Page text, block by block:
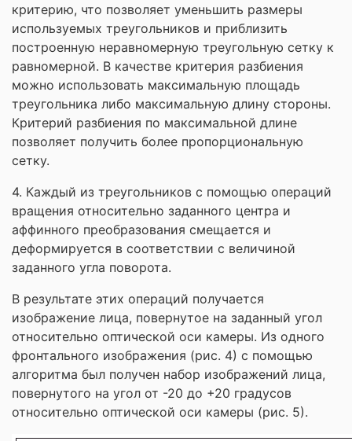
критерию, что позволяет уменьшить размеры
используемых треугольников и приблизить
построенную неравномерную треугольную сетку к
равномерной. В качестве критерия разбиения
можно использовать максимальную площадь
треугольника либо максимальную длину стороны.
Критерий разбиения по максимальной длине
позволяет получить более пропорциональную
сетку.
4. Каждый из треугольников с помощью операций
вращения относительно заданного центра и
аффинного преобразования смещается и
деформируется в соответствии с величиной
заданного угла поворота.
В результате этих операций получается
изображение лица, повернутое на заданный угол
относительно оптической оси камеры. Из одного
фронтального изображения (рис. 4) с помощью
алгоритма был получен набор изображений лица,
повернутого на угол от -20 до +20 градусов
относительно оптической оси камеры (рис. 5).